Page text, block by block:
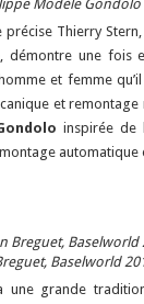
Modèle Gondolo
précise Thierry
démontre une fois
et femme
et
inspirée de
automatique
Baselworld
une grande